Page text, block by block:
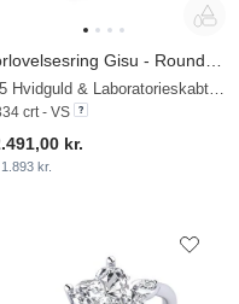
585 Hvidguld & Laboratorieskabt diamant
crt - VS
kr.
kr.